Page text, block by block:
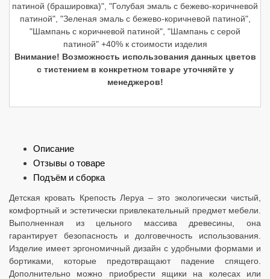
патиной (брашировка)", "Голубая эмаль с бежево-коричневой
патиной", "Зеленая эмаль с бежево-коричневой патиной",
"Шампань с коричневой патиной", "Шампань с серой
патиной" +40% к стоимости изделия
Внимание! Возможность использования данных цветов
с тистением в конкретном товаре уточняйте у
менеджеров!
Описание
Отзывы о товаре
Подъём и сборка
Детская кровать Крепость Леруа – это экологически чистый,
комфортный и эстетически привлекательный предмет мебели.
Выполненная из цельного массива древесины, она
гарантирует безопасность и долговечность использования.
Изделие имеет эргономичный дизайн с удобными формами и
бортиками, которые предотвращают падение спящего.
Дополнительно можно приобрести ящики на колесах или